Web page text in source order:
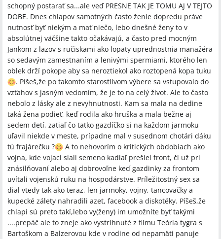
schopný postarať sa...ale veď PRESNE TAK JE TOMU AJ V TEJTO
DOBE. Dnes chlapov samotných často ženie dopredu práve
nutnosť byť niekým a mať niečo, lebo dnešné ženy to v
absolútnej väčšine takto očakávajú, a často pred mocným
Jankom z lazov s ručiskami ako lopaty uprednostnia manažéra
so sedavým zamestnaním a lenivými spermiami, ktorého len
oblek drží pokope aby sa neroztiekol ako roztopená kopa tuku
. Píšeš,že po takomto starostlivom výbere sa vstupovalo do
vzťahov s jasným vedomím, že je to na celý život. Ale to často
nebolo z lásky ale z nevyhnutnosti. Kam sa mala na dedine
taká žena podieť, keď rodila ako hruška a mala bežne aj
sedem detí, zatiaľ čo tatko gazdíčko si na každom jarmoku
uľavil niekde v meste, prípadne mal v susednom chotári dáku
tú frajárečku ?
A to nehovorím o kritických obdobiach ako
vojna, kde vojaci siali semeno kadiaľ prešiel front, či už pri
znásilňovaní alebo aj dobrovoľne keď gazdinky za frontom
uvítali vojenskú ruku na hospodárstve. Príležitostný sex sa
dial vtedy tak ako teraz, len jarmoky, vojny, tancovačky a
kupecké zálety nahradili azet, facebook a diskotéky. Píšeš,že
chlapi sú preto takí,lebo vy(ženy) im umožníte byť takými
....prepáč ale to zneje ako vystrihnuté z filmu Teória tygra s
Bartoškom a Balzerovou kde v rodine od nepamäti panuje